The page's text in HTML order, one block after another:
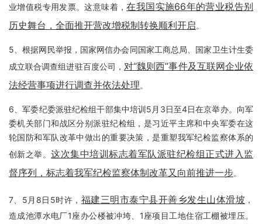
业增值税专用发票。这意味着，在我国实施66年的营业税告别
历史舞台，全面推开营改增税制转换顺利开启。
5、根据网民举报，国家网信办会同国家工商总局、国家卫生计生委
成立联合调查组进驻百度公司， 对“魏则西”事件及互联网企业依
法经营事项进行调查并依法处理。
6、军委纪委派驻纪检组干部集中培训5月3日至4日在京举办。向军
委机关部门和战区分别派驻纪检组，是习近平主席和中央军委在这
轮国防和军队改革中做出的重要决策，是重塑我军纪检监察体系的
创新之举。这次集中培训标志着军队派驻纪检组正式进入监
督序列，标志着我军纪检监察体制改革又向前推进一步。
7、5月8日5时许， 福建三明市泰宁县开善乡发生山体滑坡 ，
造成池潭水电厂1座办公楼被冲垮、1座项目工地住宿工棚被埋压。